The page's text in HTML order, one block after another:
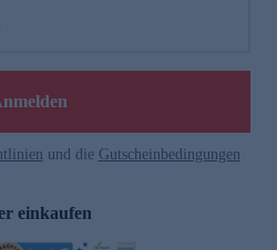
und die Gutscheinbedingungen
einkaufen